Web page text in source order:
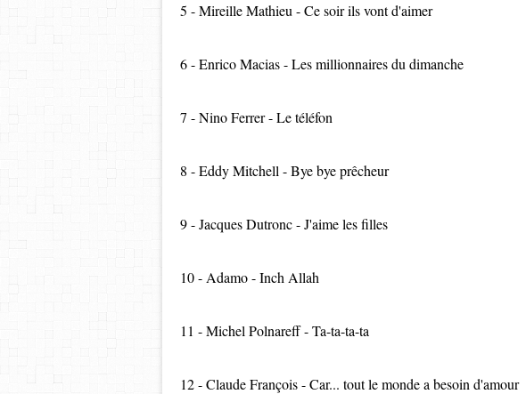
5 - Mireille Mathieu - Ce soir ils vont d'aimer
6 - Enrico Macias - Les millionnaires du dimanche
7 - Nino Ferrer - Le téléfon
8 - Eddy Mitchell - Bye bye prêcheur
9 - Jacques Dutronc - J'aime les filles
10 - Adamo - Inch Allah
11 - Michel Polnareff - Ta-ta-ta-ta
12 - Claude François - Car... tout le monde a besoin d'amour